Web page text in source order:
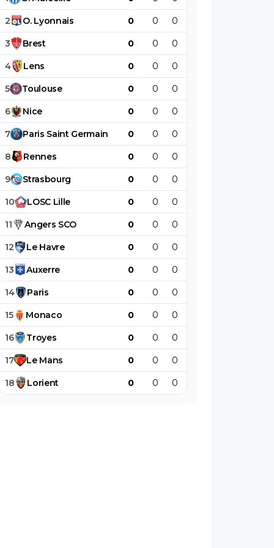
2 O. Lyonnais 0 0 0
3 Brest 0 0 0
4 Lens 0 0 0
5 Toulouse 0 0 0
6 Nice 0 0 0
7 Paris Saint Germain 0 0 0
8 Rennes 0 0 0
9 Strasbourg 0 0 0
10 LOSC Lille 0 0 0
11 Angers SCO 0 0 0
12 Le Havre 0 0 0
13 Auxerre 0 0 0
14 Paris 0 0 0
15 Monaco 0 0 0
16 Troyes 0 0 0
17 Le Mans 0 0 0
18 Lorient 0 0 0